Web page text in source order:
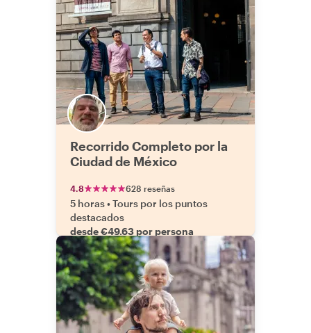
Recorrido Completo por la
Ciudad de México
4.8 628 reseñas
5 horas•Tours por los puntos
destacados
desde €49.63 por persona